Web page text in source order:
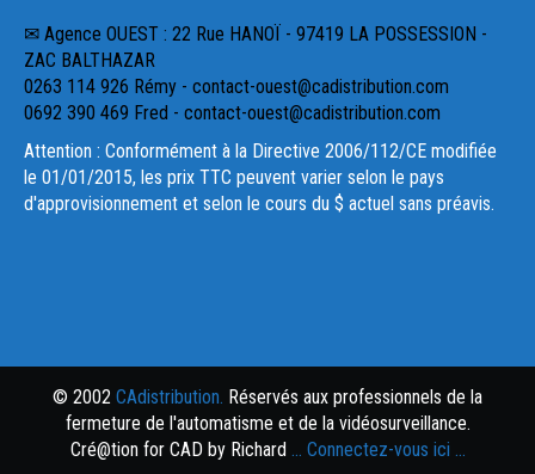
✉ Agence OUEST : 22 Rue HANOÏ - 97419 LA POSSESSION -
ZAC BALTHAZAR
0263 114 926 Rémy - contact-ouest@cadistribution.com
0692 390 469 Fred - contact-ouest@cadistribution.com
Attention : Conformément à la Directive 2006/112/CE modifiée
le 01/01/2015, les prix TTC peuvent varier selon le pays
d'approvisionnement et selon le cours du $ actuel sans préavis.
© 2002 CAdistribution. Réservés aux professionnels de la
fermeture de l'automatisme et de la vidéosurveillance.
Cré@tion for CAD by Richard ... Connectez-vous ici ...